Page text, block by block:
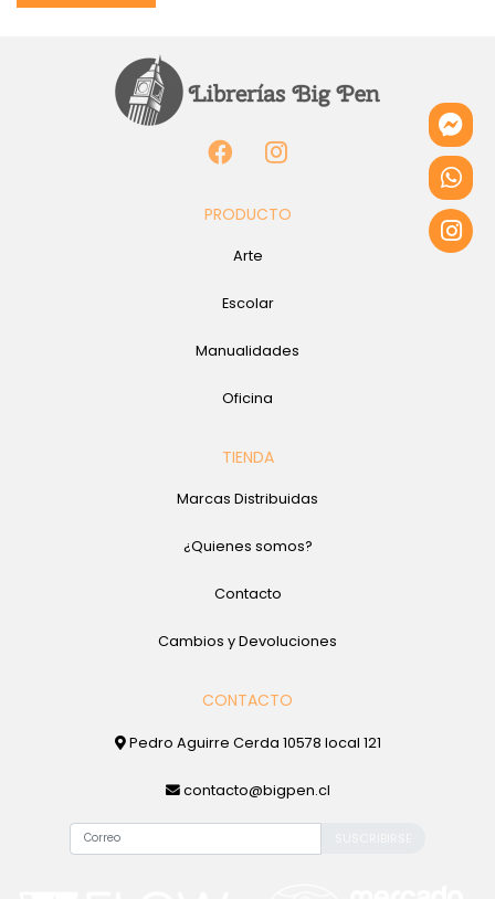
PRODUCTO
Arte
Escolar
Manualidades
Oficina
TIENDA
Marcas Distribuidas
¿Quienes somos?
Contacto
Cambios y Devoluciones
CONTACTO
Pedro Aguirre Cerda 10578 local 121
contacto@bigpen.cl